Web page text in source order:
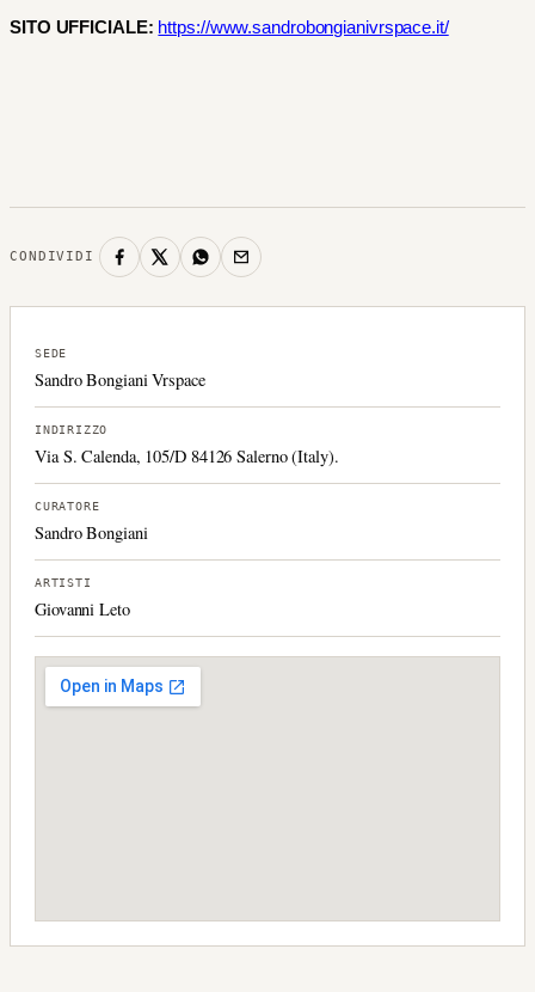
SITO UFFICIALE: https://www.sandrobongianivrspace.it/
CONDIVIDI
SEDE
Sandro Bongiani Vrspace
INDIRIZZO
Via S. Calenda, 105/D 84126 Salerno (Italy).
CURATORE
Sandro Bongiani
ARTISTI
Giovanni Leto